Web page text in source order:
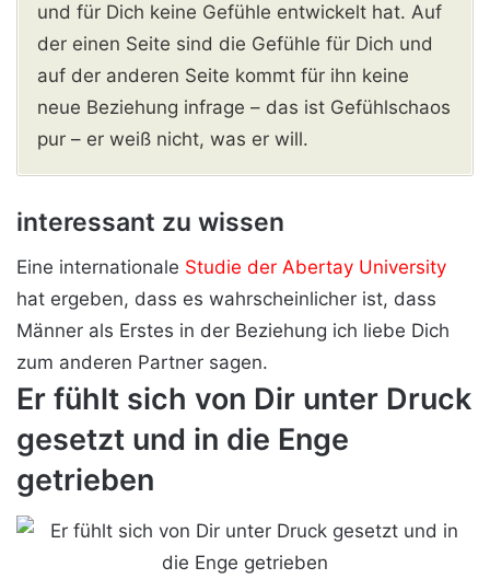
und für Dich keine Gefühle entwickelt hat. Auf
der einen Seite sind die Gefühle für Dich und
auf der anderen Seite kommt für ihn keine
neue Beziehung infrage – das ist Gefühlschaos
pur – er weiß nicht, was er will.
interessant zu wissen
Eine internationale Studie der Abertay University
hat ergeben, dass es wahrscheinlicher ist, dass
Männer als Erstes in der Beziehung ich liebe Dich
zum anderen Partner sagen.
Er fühlt sich von Dir unter Druck
gesetzt und in die Enge
getrieben